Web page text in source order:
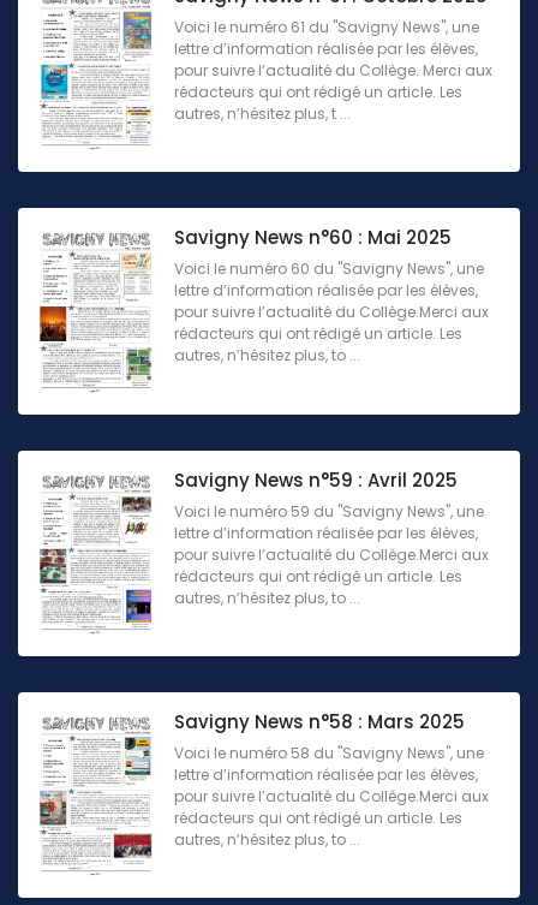
Voici le numéro 61 du "Savigny News", une
lettre d’information réalisée par les élèves,
pour suivre l’actualité du Collège. Merci aux
rédacteurs qui ont rédigé un article. Les
autres, n’hésitez plus, t ...
Savigny News n°60 : Mai 2025
Voici le numéro 60 du "Savigny News", une
lettre d’information réalisée par les élèves,
pour suivre l’actualité du Collège.Merci aux
rédacteurs qui ont rédigé un article. Les
autres, n’hésitez plus, to ...
Savigny News n°59 : Avril 2025
Voici le numéro 59 du "Savigny News", une
lettre d’information réalisée par les élèves,
pour suivre l’actualité du Collège.Merci aux
rédacteurs qui ont rédigé un article. Les
autres, n’hésitez plus, to ...
Savigny News n°58 : Mars 2025
Voici le numéro 58 du "Savigny News", une
lettre d’information réalisée par les élèves,
pour suivre l’actualité du Collège.Merci aux
rédacteurs qui ont rédigé un article. Les
autres, n’hésitez plus, to ...